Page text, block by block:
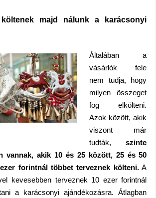
majd nálunk a karácsonyi
Általában a
vásárlók fele
nem tudja, hogy
milyen összeget
fog elkölteni.
Azok között, akik
viszont már
tudták,szinte
vannak, akik 10 és 25 között, 25 és 50
forintnál többet terveznek költeni.A
kevesebben terveznek 10 ezer forintnál
a karácsonyi ajándékozásra. Átlagban